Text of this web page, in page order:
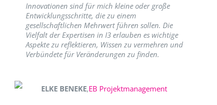
Innovationen sind für mich kleine oder große
Entwicklungsschritte, die zu einem
gesellschaftlichen Mehrwert führen sollen. Die
Vielfalt der Expertisen in I3 erlauben es wichtige
Aspekte zu reflektieren, Wissen zu vermehren und
Verbündete für Veränderungen zu finden.
ELKE BENEKE,EB Projektmanagement